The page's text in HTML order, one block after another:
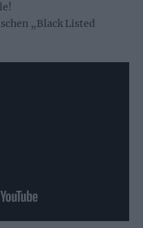
„Black Listed